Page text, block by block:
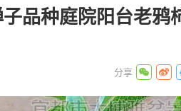
品种庭院阳台老鸦